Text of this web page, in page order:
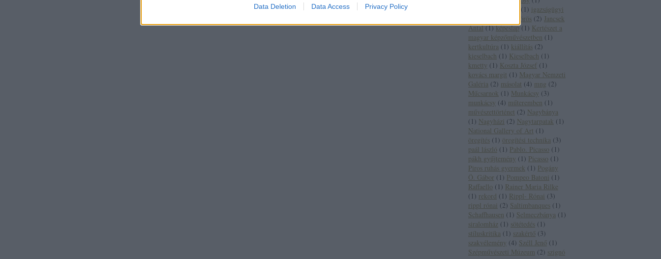
Data Deletion Data Access Privacy Policy ( 1 ) igazságügyi
infravörös (2) Jancsek
Antal (1) képeslap ( 1 ) Kertészet a
magyar képzőművészetben ( 1 )
kertkultúra ( 1 ) kiállítás (2)
kieselbach ( 1 ) Kieselbach ( 1 )
kmetty ( 1 ) Koszta József ( 1 )
kovács margit ( 1 ) Magyar Nemzeti
Galéria (2) másolat (4) mng (2)
Műcsarnok ( 1 ) Munkácsy (3)
munkácsy (4) műteremben ( 1 )
művészettörténet (2) Nagybánya
( 1 ) Nagyházi (2) Nagytarpatak ( 1 )
National Gallery of Art ( 1 )
öregítés ( 1 ) öregítési technika (3)
paál lászló ( 1 ) Pablo. Picasso ( 1 )
pákh gyűjtemény ( 1 ) Picasso ( 1 )
Piros ruhás gyermek ( 1 ) Pogány
Ö. Gábor ( 1 ) Pompeo Batoni ( 1 )
Raffaello ( 1 ) Rainer Maria Rilke
( 1 ) rekord ( 1 ) Rippl- Rónai (3)
rippl rónai (2) Saltimbanques ( 1 )
Schaffhausen ( 1 ) Selmeczbánya ( 1 )
siralomház ( 1 ) sötétedés ( 1 )
stíluskritika ( 1 ) szakértő (3)
szakvélemény (4) Széll Jenő ( 1 )
Szépművészeti Múzeum (2) szignó